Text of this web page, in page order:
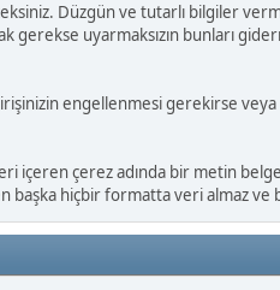
Düzgün ve tutarlı bilgiler
uyarmaksızın bunları
engellenmesi gerekirse veya
içeren çerez adında bir metin
başka hiçbir formatta veri almaz